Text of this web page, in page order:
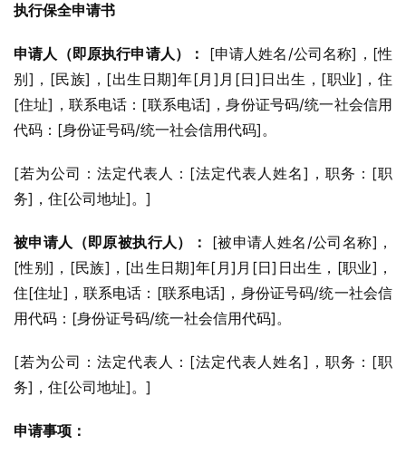
执行保全申请书
申请人（即原执行申请人）：
[申请人姓名/公司名称]，[性
别]，[民族]，[出生日期]年[月]月[日]日出生，[职业]，住
[住址]，联系电话：[联系电话]，身份证号码/统一社会信用
代码：[身份证号码/统一社会信用代码]。
[若为公司：法定代表人：[法定代表人姓名]，职务：[职
务]，住[公司地址]。]
被申请人（即原被执行人）：
[被申请人姓名/公司名称]，
[性别]，[民族]，[出生日期]年[月]月[日]日出生，[职业]，
住[住址]，联系电话：[联系电话]，身份证号码/统一社会信
用代码：[身份证号码/统一社会信用代码]。
[若为公司：法定代表人：[法定代表人姓名]，职务：[职
务]，住[公司地址]。]
申请事项：